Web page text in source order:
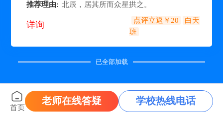
推荐理由: 北辰，居其所而众星拱之。
详询 点评立返￥20
白天
班
已全部加载
首页
老师在线答疑 学校热线电话